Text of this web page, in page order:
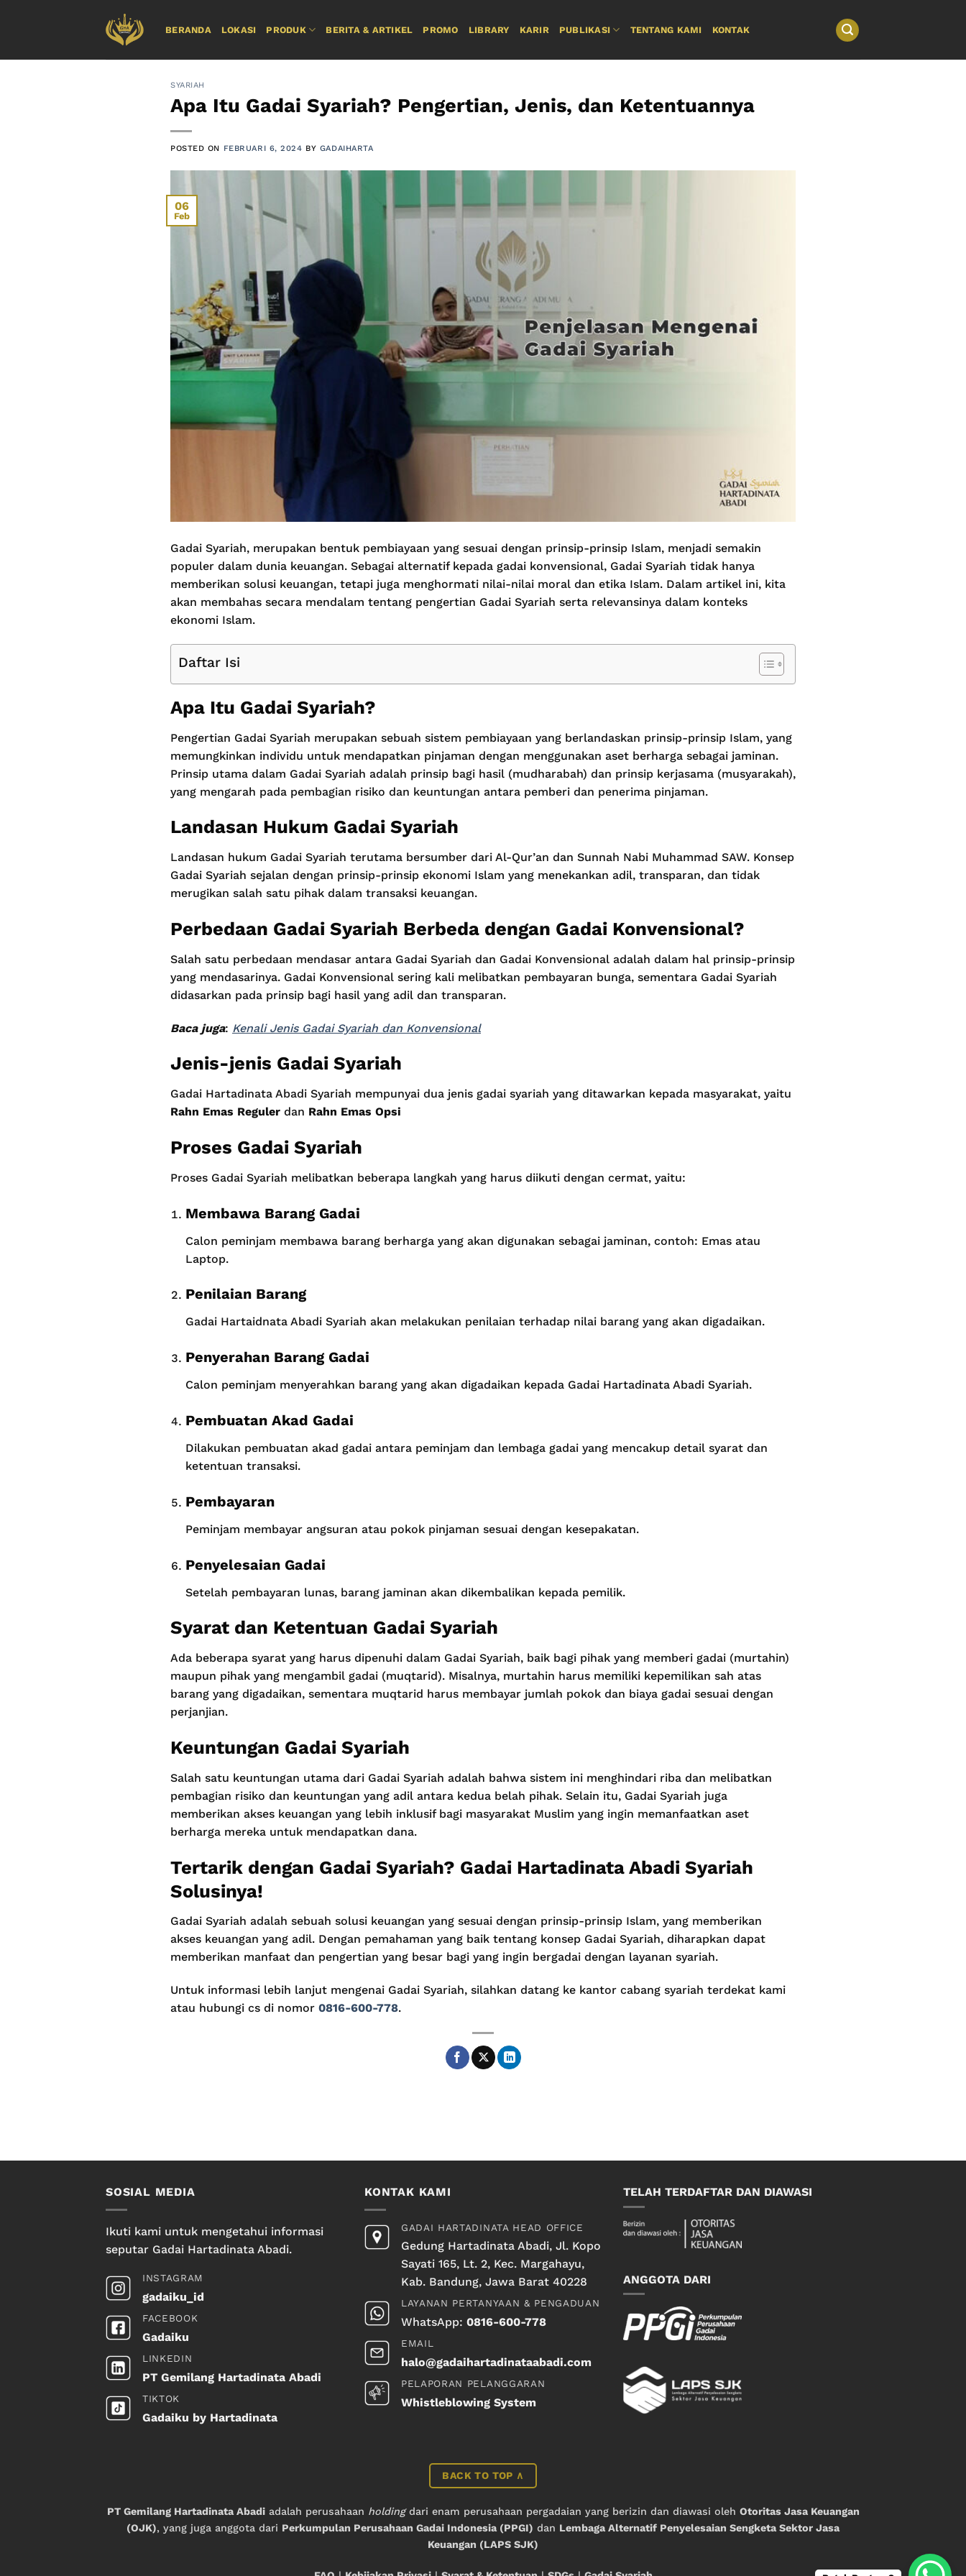
BERANDA LOKASI PRODUK BERITA & ARTIKEL PROMO LIBRARY KARIR PUBLIKASI TENTANG KAMI KONTAK
SYARIAH
Apa Itu Gadai Syariah? Pengertian, Jenis, dan Ketentuannya
POSTED ON FEBRUARI 6, 2024 BY GADAIHARTA
06
Feb
Gadai Syariah, merupakan bentuk pembiayaan yang sesuai dengan prinsip-prinsip Islam, menjadi semakin
populer dalam dunia keuangan. Sebagai alternatif kepada gadai konvensional, Gadai Syariah tidak hanya
memberikan solusi keuangan, tetapi juga menghormati nilai-nilai moral dan etika Islam. Dalam artikel ini, kita
akan membahas secara mendalam tentang pengertian Gadai Syariah serta relevansinya dalam konteks
ekonomi Islam.
Daftar Isi
Apa Itu Gadai Syariah?
Pengertian Gadai Syariah merupakan sebuah sistem pembiayaan yang berlandaskan prinsip-prinsip Islam, yang
memungkinkan individu untuk mendapatkan pinjaman dengan menggunakan aset berharga sebagai jaminan.
Prinsip utama dalam Gadai Syariah adalah prinsip bagi hasil (mudharabah) dan prinsip kerjasama (musyarakah),
yang mengarah pada pembagian risiko dan keuntungan antara pemberi dan penerima pinjaman.
Landasan Hukum Gadai Syariah
Landasan hukum Gadai Syariah terutama bersumber dari Al-Qur’an dan Sunnah Nabi Muhammad SAW. Konsep
Gadai Syariah sejalan dengan prinsip-prinsip ekonomi Islam yang menekankan adil, transparan, dan tidak
merugikan salah satu pihak dalam transaksi keuangan.
Perbedaan Gadai Syariah Berbeda dengan Gadai Konvensional?
Salah satu perbedaan mendasar antara Gadai Syariah dan Gadai Konvensional adalah dalam hal prinsip-prinsip
yang mendasarinya. Gadai Konvensional sering kali melibatkan pembayaran bunga, sementara Gadai Syariah
didasarkan pada prinsip bagi hasil yang adil dan transparan.
Baca juga: Kenali Jenis Gadai Syariah dan Konvensional
Jenis-jenis Gadai Syariah
Gadai Hartadinata Abadi Syariah mempunyai dua jenis gadai syariah yang ditawarkan kepada masyarakat, yaitu
Rahn Emas Reguler dan Rahn Emas Opsi
Proses Gadai Syariah
Proses Gadai Syariah melibatkan beberapa langkah yang harus diikuti dengan cermat, yaitu:
Membawa Barang Gadai
Calon peminjam membawa barang berharga yang akan digunakan sebagai jaminan, contoh: Emas atau
Laptop.
Penilaian Barang
Gadai Hartaidnata Abadi Syariah akan melakukan penilaian terhadap nilai barang yang akan digadaikan.
Penyerahan Barang Gadai
Calon peminjam menyerahkan barang yang akan digadaikan kepada Gadai Hartadinata Abadi Syariah.
Pembuatan Akad Gadai
Dilakukan pembuatan akad gadai antara peminjam dan lembaga gadai yang mencakup detail syarat dan
ketentuan transaksi.
Pembayaran
Peminjam membayar angsuran atau pokok pinjaman sesuai dengan kesepakatan.
Penyelesaian Gadai
Setelah pembayaran lunas, barang jaminan akan dikembalikan kepada pemilik.
Syarat dan Ketentuan Gadai Syariah
Ada beberapa syarat yang harus dipenuhi dalam Gadai Syariah, baik bagi pihak yang memberi gadai (murtahin)
maupun pihak yang mengambil gadai (muqtarid). Misalnya, murtahin harus memiliki kepemilikan sah atas
barang yang digadaikan, sementara muqtarid harus membayar jumlah pokok dan biaya gadai sesuai dengan
perjanjian.
Keuntungan Gadai Syariah
Salah satu keuntungan utama dari Gadai Syariah adalah bahwa sistem ini menghindari riba dan melibatkan
pembagian risiko dan keuntungan yang adil antara kedua belah pihak. Selain itu, Gadai Syariah juga
memberikan akses keuangan yang lebih inklusif bagi masyarakat Muslim yang ingin memanfaatkan aset
berharga mereka untuk mendapatkan dana.
Tertarik dengan Gadai Syariah? Gadai Hartadinata Abadi Syariah
Solusinya!
Gadai Syariah adalah sebuah solusi keuangan yang sesuai dengan prinsip-prinsip Islam, yang memberikan
akses keuangan yang adil. Dengan pemahaman yang baik tentang konsep Gadai Syariah, diharapkan dapat
memberikan manfaat dan pengertian yang besar bagi yang ingin bergadai dengan layanan syariah.
Untuk informasi lebih lanjut mengenai Gadai Syariah, silahkan datang ke kantor cabang syariah terdekat kami
atau hubungi cs di nomor 0816-600-778.
SOSIAL MEDIA
Ikuti kami untuk mengetahui informasi
seputar Gadai Hartadinata Abadi.
INSTAGRAM
gadaiku_id
FACEBOOK
Gadaiku
LINKEDIN
PT Gemilang Hartadinata Abadi
TIKTOK
Gadaiku by Hartadinata
KONTAK KAMI
GADAI HARTADINATA HEAD OFFICE
Gedung Hartadinata Abadi, Jl. Kopo
Sayati 165, Lt. 2, Kec. Margahayu,
Kab. Bandung, Jawa Barat 40228
LAYANAN PERTANYAAN & PENGADUAN
WhatsApp: 0816-600-778
EMAIL
halo@gadaihartadinataabadi.com
PELAPORAN PELANGGARAN
Whistleblowing System
TELAH TERDAFTAR DAN DIAWASI
ANGGOTA DARI
BACK TO TOP ∧
PT Gemilang Hartadinata Abadiadalah perusahaan holdingdari enam perusahaan pergadaian yang berizin dan diawasi oleh Otoritas Jasa Keuangan
(OJK), yang juga anggota dari Perkumpulan Perusahaan Gadai Indonesia (PPGI) dan Lembaga Alternatif Penyelesaian Sengketa Sektor Jasa
Keuangan (LAPS SJK)